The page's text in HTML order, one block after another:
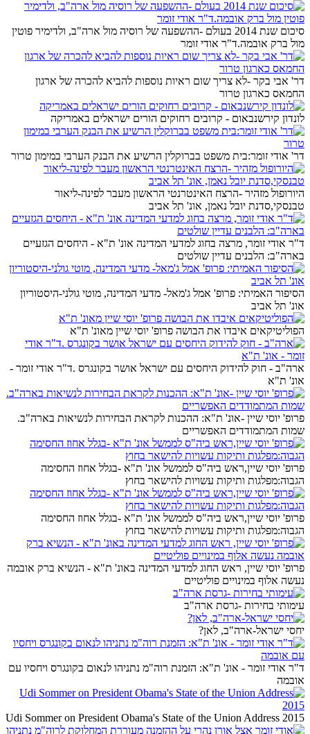
סיכום שנת 2014 בעולם -ההשפעה של רוסיה מול ארה"ב, ולדימיר פוטין
מול ברק אובמה.ד"ר אודי זומר
דר' אבי בקר -לא צריך שום ראיות נוספות להביא להכרה של ארגון
החמאס כארגון טרור
לונדון קירשנבאום - קרובים רחוקים הורים ישראלים באמריקה
דר' אודי זומר:בית משפט בברוקלין הרשיע את הבנק הערבי במימון טרור
היורופול מזהיר -הרצח האינטרנטי הראשון מעבר לפינה-ליאור
טבנסקי,סדנת יובל נאמן, אונ' תל אביב
ד"ר אודי זומר, מרצה בחוג למדעי המדינה אונ' ת"א - היחסים הגזעיים
בארה"ב: הלבנים עדיין שולטים
הסיפור האמיתי: פרופ' אמל ג'מאל- מדעי המדינה, מוטי גולני-היסטוריון
אונ' תל אביב
הפוליטיקאים איבדו את הבושה פרופ' יוסי שיין מאונ' ת"א
ארה"ב - חוק להידוק היחסים עם ישראל אושר בקונגרס .ד"ר אודי זומר -
אונ' ת"א
פרופ' יוסי שיין -אונ' ת"א: ההכנות לקראת הבחירות לנשיאות בארה"ב.
שמות המתמודדים האפשריים
פרופ' יוסי שיין,ראש ביה"ס לממשל אונ' ת"א -בגלל אחוז החסימה
הגבוה:מפלגות ותיקות עשויות להישאר בחוץ
פרופ' יוסי שיין,ראש ביה"ס לממשל אונ' ת"א -בגלל אחוז החסימה
הגבוה:מפלגות ותיקות עשויות להישאר בחוץ
פרופ' יוסי שיין, ראש החוג למדעי המדינה באונ' ת"א - הנשיא ברק אובמה
נעשה אלוף במינויים פוליטיים
עימותי בחירות -גרסת ארה"ב
יחסי ישראל-ארה"ב, לאן?
ד"ר אודי זומר - אונ' ת"א: הזמנת רוה"מ נתניהו לנאום בקונגרס ויחסיו עם
אובמה
Udi Sommer on President Obama's State of the Union Address 2015